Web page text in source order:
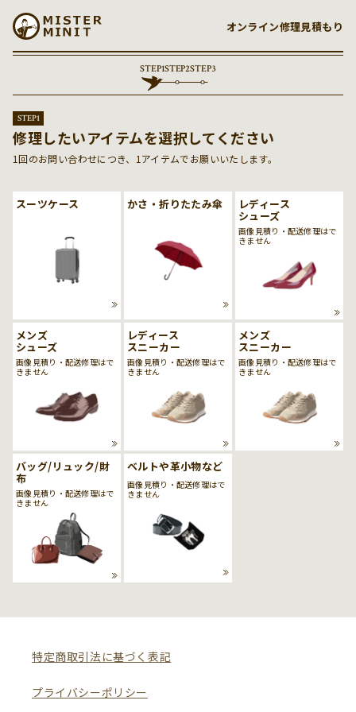
コンテンツに進む オンライン修理見積もり
STEP1STEP2STEP3
STEP1
修理したいアイテムを選択してください
1回のお問い合わせにつき、1アイテムでお願いいたします。
スーツケース かさ・折りたたみ傘 レディース
シューズ
画像見積り・配送修理はで
きません
メンズ
シューズ
画像見積り・配送修理はで
きません
レディース
スニーカー
画像見積り・配送修理はで
きません
メンズ
スニーカー
画像見積り・配送修理はで
きません
バッグ/リュック/財
布
画像見積り・配送修理はで
きません
ベルトや革小物など
画像見積り・配送修理はで
きません
特定商取引法に基づく表記
プライバシーポリシー